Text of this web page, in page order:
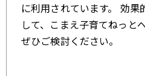
に利用されています。 効果
して、こまえ子育てねっと
ぜひご検討ください。